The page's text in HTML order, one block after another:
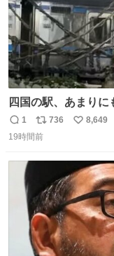
四国の駅、あまりに
返
信
1
リ
ポ
736
い
数
8,649
19時間前